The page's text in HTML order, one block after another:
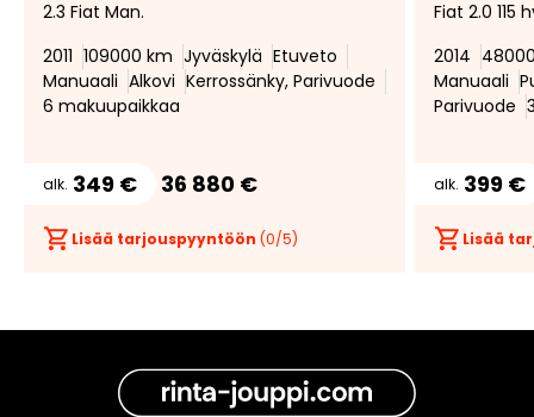
suosikiksi
suosikeista
2.3 Fiat Man.
2011 109000 km Jyväskylä Etuveto
Manuaali Alkovi Kerrossänky, Parivuode
6 makuupaikkaa
alk. 349 € 36 880 €
Lisää tarjouspyyntöön (0/5)
Fiat 2.0 115
2014
Manuaali
Parivuode
alk. 399 €
Lisää